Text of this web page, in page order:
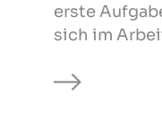
erste
sich im